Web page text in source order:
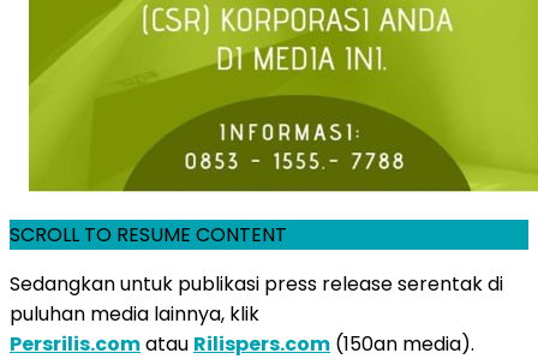
SCROLL TO RESUME CONTENT
Sedangkan untuk publikasi press release serentak di
puluhan media lainnya, klik
Persrilis.comatau Rilispers.com (150an media).